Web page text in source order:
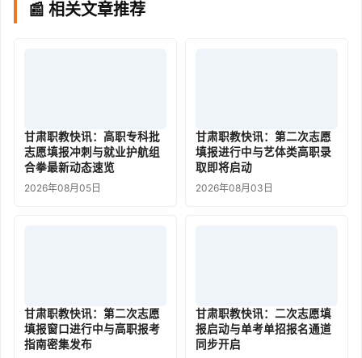
📰 相关文章推荐
甘肃职教快讯：高职专科批
志愿填报冲刺与就业护航组
合拳最新动态速览
2026年08月05日
甘肃职教快讯：第二次志愿
填报进行中与艺体类高职录
取即将启动
2026年08月03日
甘肃职教快讯：第二次志愿
填报窗口进行中与高职报考
指南密集发布
甘肃职教快讯：二次志愿填
报启动与单考单招报名通道
同步开启